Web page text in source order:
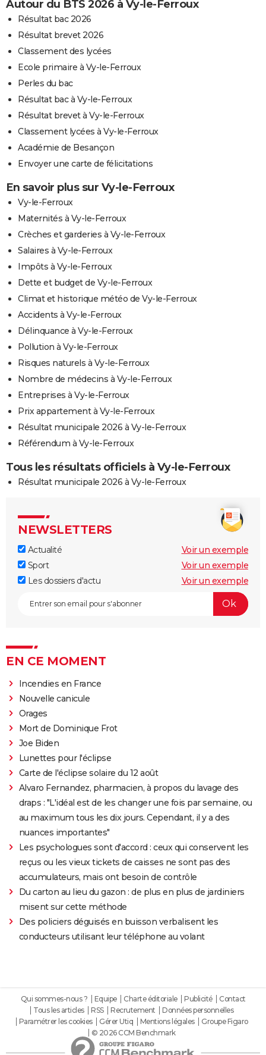
Autour du BTS 2026 à Vy-le-Ferroux
Résultat bac 2026
Résultat brevet 2026
Classement des lycées
Ecole primaire à Vy-le-Ferroux
Perles du bac
Résultat bac à Vy-le-Ferroux
Résultat brevet à Vy-le-Ferroux
Classement lycées à Vy-le-Ferroux
Académie de Besançon
Envoyer une carte de félicitations
En savoir plus sur Vy-le-Ferroux
Vy-le-Ferroux
Maternités à Vy-le-Ferroux
Crèches et garderies à Vy-le-Ferroux
Salaires à Vy-le-Ferroux
Impôts à Vy-le-Ferroux
Dette et budget de Vy-le-Ferroux
Climat et historique météo de Vy-le-Ferroux
Accidents à Vy-le-Ferroux
Délinquance à Vy-le-Ferroux
Pollution à Vy-le-Ferroux
Risques naturels à Vy-le-Ferroux
Nombre de médecins à Vy-le-Ferroux
Entreprises à Vy-le-Ferroux
Prix appartement à Vy-le-Ferroux
Résultat municipale 2026 à Vy-le-Ferroux
Référendum à Vy-le-Ferroux
Tous les résultats officiels à Vy-le-Ferroux
Résultat municipale 2026 à Vy-le-Ferroux
NEWSLETTERS
Actualité
Voir un exemple
Sport
Voir un exemple
Les dossiers d'actu
Voir un exemple
EN CE MOMENT
Incendies en France
Nouvelle canicule
Orages
Mort de Dominique Frot
Joe Biden
Lunettes pour l'éclipse
Carte de l'éclipse solaire du 12 août
Alvaro Fernandez, pharmacien, à propos du lavage des
draps : "L'idéal est de les changer une fois par semaine, ou
au maximum tous les dix jours. Cependant, il y a des
nuances importantes"
Les psychologues sont d'accord : ceux qui conservent les
reçus ou les vieux tickets de caisses ne sont pas des
accumulateurs, mais ont besoin de contrôle
Du carton au lieu du gazon : de plus en plus de jardiniers
misent sur cette méthode
Des policiers déguisés en buisson verbalisent les
conducteurs utilisant leur téléphone au volant
Qui sommes-nous ? Equipe Charte éditoriale Publicité
Contact
Tous les articles
RSS Recrutement
Données personnelles
Paramétrer les cookies
Gérer Utiq Mentions légales
Groupe Figaro
© 2026 CCM Benchmark